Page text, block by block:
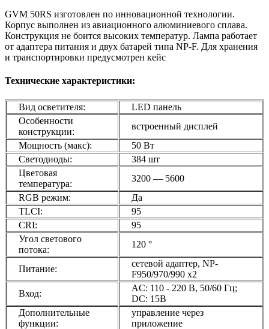
GVM 50RS изготовлен по инновационной технологии.
Корпус выполнен из авиационного алюминиевого сплава.
Конструкция не боится высоких температур. Лампа работает
от адаптера питания и двух батарей типа NP-F. Для хранения
и транспортировки предусмотрен кейс
Технические характеристики:
Вид осветителя:
LED панель
Особенности
конструкции:
встроенный дисплей
Мощность (макс):
50 Вт
Светодиоды:
384 шт
Цветовая
температура:
3200 — 5600
RGB режим:
Да
TLCI:
95
CRI:
95
Угол светового
потока:
120 °
Питание:
сетевой адаптер, NP-
F950/970/990 х2
Вход:
AC: 110 - 220 В, 50/60 Гц;
DC: 15В
Дополнительные
функции:
управление через
приложение